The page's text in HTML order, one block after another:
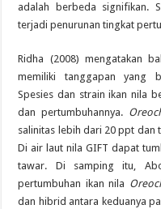
adalah berbeda signifikan.
terjadi penurunan tingkat
Ridha (2008) mengatakan
memiliki tanggapan yang
Spesies dan strain ikan nila
dan pertumbuhannya.
salinitas lebih dari 20 ppt dan
Di air laut nila GIFT dapat
tawar. Di samping itu,
pertumbuhan ikan nila
dan hibrid antara keduanya